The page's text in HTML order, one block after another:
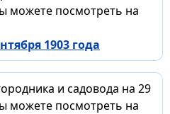
можете посмотреть на
1903 года
и садовода на 29
можете посмотреть на